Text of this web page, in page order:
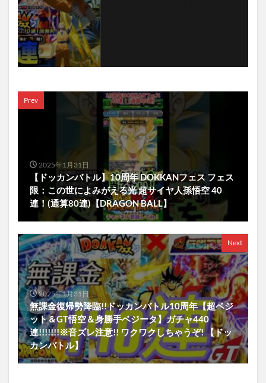
Prev
2025年1月31日
【ドッカンバトル】10周年 DOKKANフェス フェス
限：この世によみがえる光 超サイヤ人孫悟空 40
連！(通算80連)【DRAGON BALL】
Next
2025年1月31日
無課金復帰勢降臨!!ドッカンバトル10周年【超ベジ
ット＆GT悟空＆身勝手ベジータ】ガチャ440
連!!!!!!!※音ズレ注意!! ワクワクしちゃうぞ! 【ドッ
カンバトル】